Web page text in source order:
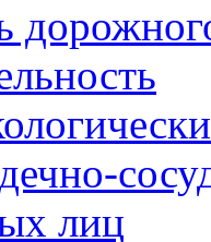
лиц